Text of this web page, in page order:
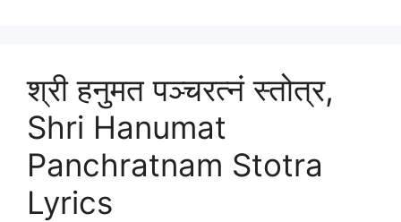
श्री हनुमत पञ्चरत्नं स्तोत्र,
Shri Hanumat
Panchratnam Stotra
Lyrics